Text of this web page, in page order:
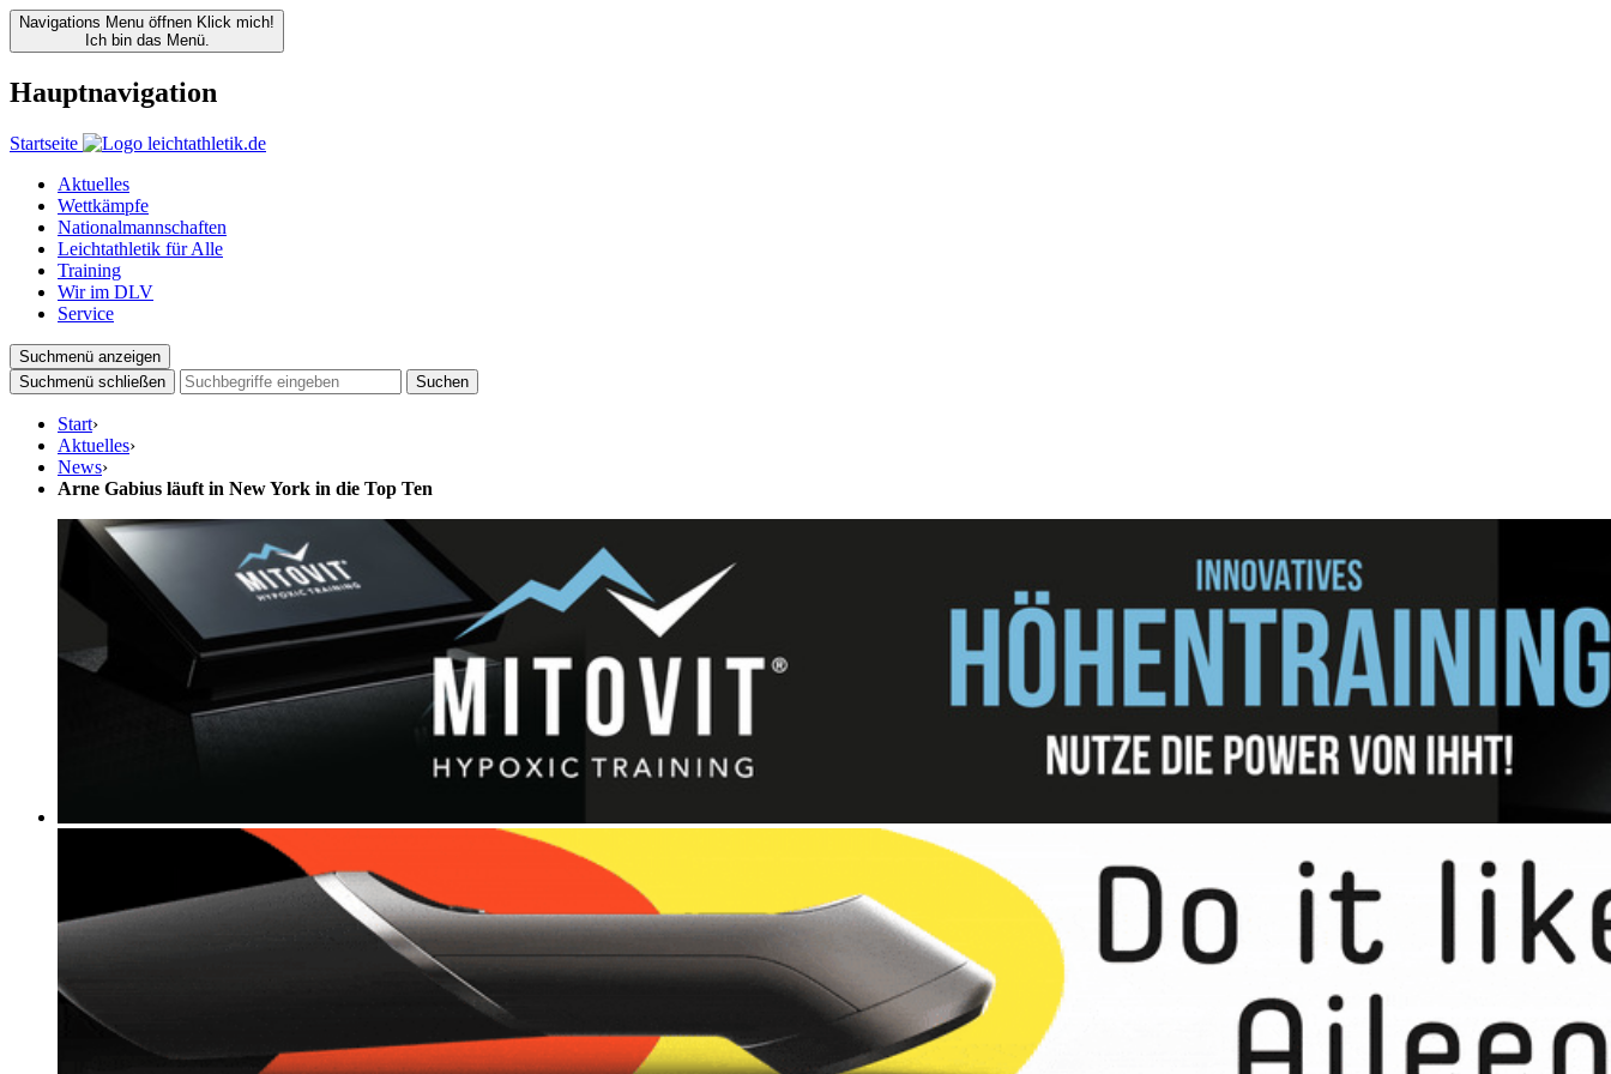
Navigations Menu öffnen Klick mich!
Ich bin das Menü.
Hauptnavigation
Startseite
Aktuelles
Wettkämpfe
Nationalmannschaften
Leichtathletik für Alle
Training
Wir im DLV
Service
Suchmenü anzeigen
Suchmenü schließen
Suchen
Start›
Aktuelles›
News›
Arne Gabius läuft in New York in die Top Ten